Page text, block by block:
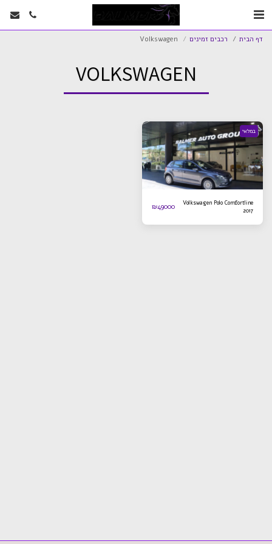
דף הבית רכבים זמינים Volkswagen
VOLKSWAGEN
במלאי
Volkswagen Polo Comfortline
2017
₪49000